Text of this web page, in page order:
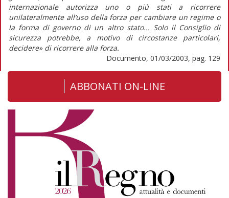
internazionale autorizza uno o più stati a ricorrere
unilateralmente all’uso della forza per cambiare un regime o
la forma di governo di un altro stato... Solo il Consiglio di
sicurezza potrebbe, a motivo di circostanze particolari,
decidere» di ricorrere alla forza.
Documento, 01/03/2003, pag. 129
ABBONATI ON-LINE